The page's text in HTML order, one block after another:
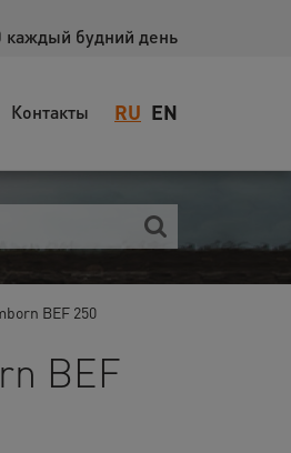
каждый будний день
RU EN
Контакты
BEF 250
BEF